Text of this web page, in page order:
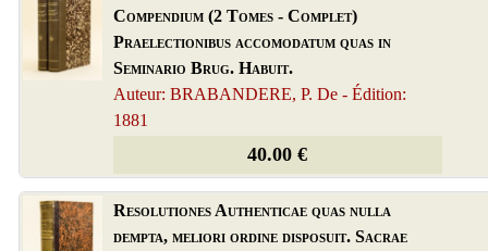
Compendium (2 Tomes - Complet)
Praelectionibus accomodatum quas in
Seminario Brug. Habuit.
Auteur: BRABANDERE, P. De - Édition:
1881
40.00 €
Resolutiones Authenticae quas nulla
dempta, meliori ordine disposuit. Sacrae